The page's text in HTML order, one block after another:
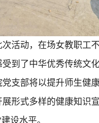
次活动，在场女教职工
到了中华优秀传统文
党支部将以提升师生健
形式多样的健康知识宣
设水平。